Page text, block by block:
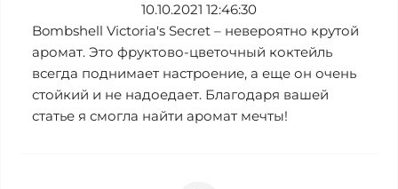
10.10.2021 12:46:30
Bombshell Victoria's Secret – невероятно крутой
аромат. Это фруктово-цветочный коктейль
всегда поднимает настроение, а еще он очень
стойкий и не надоедает. Благодаря вашей
статье я смогла найти аромат мечты!